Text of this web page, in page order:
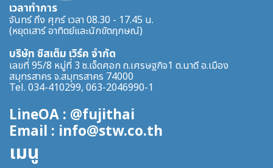
เวลาทำการ
จันทร์ ถึง ศุกร์ เวลา 08.30 - 17.45 น.
(หยุดเสาร์ อาทิตย์และนักขัตฤกษณ์)
บริษัท ซิสเต็ม เวิร์ค จำกัด
เลขที่ 95/8 หมู่ที่ 3 ซ.เจ็ดศอก ถ.เศรษฐกิจ1 ต.นาดี อ.เมือง
สมุทรสาคร จ.สมุทรสาคร 74000
Tel. 034-410299, 063-2046990-1
LineOA : @fujithai
Email : info@stw.co.th
เมนู